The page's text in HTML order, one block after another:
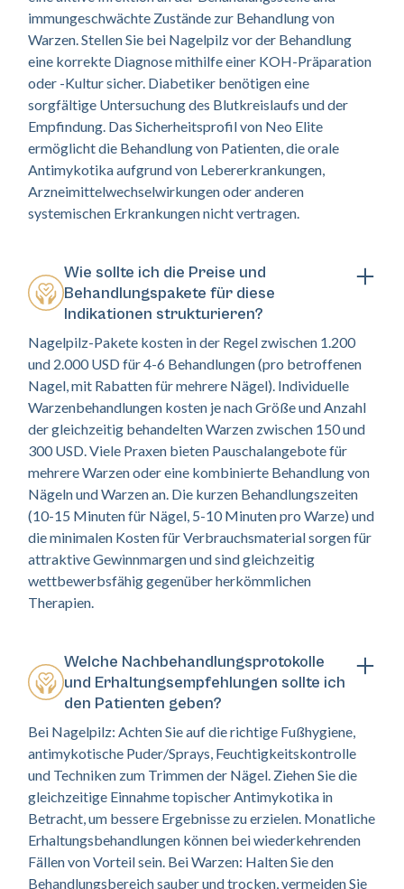
immungeschwächte Zustände zur Behandlung von
Warzen. Stellen Sie bei Nagelpilz vor der Behandlung
eine korrekte Diagnose mithilfe einer KOH-Präparation
oder -Kultur sicher. Diabetiker benötigen eine
sorgfältige Untersuchung des Blutkreislaufs und der
Empfindung. Das Sicherheitsprofil von Neo Elite
ermöglicht die Behandlung von Patienten, die orale
Antimykotika aufgrund von Lebererkrankungen,
Arzneimittelwechselwirkungen oder anderen
systemischen Erkrankungen nicht vertragen.
Wie sollte ich die Preise und
Behandlungspakete für diese
Indikationen strukturieren?
Nagelpilz-Pakete kosten in der Regel zwischen 1.200
und 2.000 USD für 4-6 Behandlungen (pro betroffenen
Nagel, mit Rabatten für mehrere Nägel). Individuelle
Warzenbehandlungen kosten je nach Größe und Anzahl
der gleichzeitig behandelten Warzen zwischen 150 und
300 USD. Viele Praxen bieten Pauschalangebote für
mehrere Warzen oder eine kombinierte Behandlung von
Nägeln und Warzen an. Die kurzen Behandlungszeiten
(10-15 Minuten für Nägel, 5-10 Minuten pro Warze) und
die minimalen Kosten für Verbrauchsmaterial sorgen für
attraktive Gewinnmargen und sind gleichzeitig
wettbewerbsfähig gegenüber herkömmlichen
Therapien.
Welche Nachbehandlungsprotokolle
und Erhaltungsempfehlungen sollte ich
den Patienten geben?
Bei Nagelpilz: Achten Sie auf die richtige Fußhygiene,
antimykotische Puder/Sprays, Feuchtigkeitskontrolle
und Techniken zum Trimmen der Nägel. Ziehen Sie die
gleichzeitige Einnahme topischer Antimykotika in
Betracht, um bessere Ergebnisse zu erzielen. Monatliche
Erhaltungsbehandlungen können bei wiederkehrenden
Fällen von Vorteil sein. Bei Warzen: Halten Sie den
Behandlungsbereich sauber und trocken, vermeiden Sie